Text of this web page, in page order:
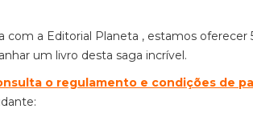
com a Editorial Planeta , estamos oferecer
um livro desta saga incrível.
o regulamento e condições de